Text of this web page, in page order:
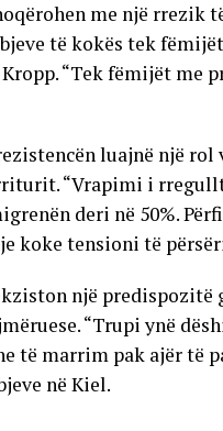
me një rrezik
të kokës tek
“Tek fëmijët me
luajnë një
“Vrapimi i
deri në 50%.
koke tensioni të
një
“Trupi ynë
të marrim pak ajër të
në Kiel.